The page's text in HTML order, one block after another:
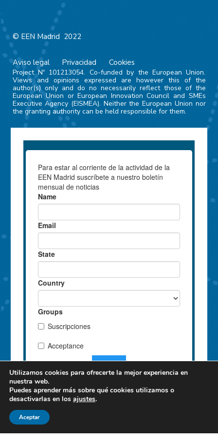
© EEN Madrid 2022
Aviso legal Privacidad Cookies
Project Nº 101213054. Co-funded by the European Union.
Views and opinions expressed are however this of the
author(s) only and do no necessarily reflect those of the
European Union or European Innovation Council and SMEs
Executive Agency (EISMEA). Neither the European Union nor
the granting authority can be held responsible for them.
Utilizamos cookies para ofrecerte la mejor experiencia en
nuestra web.
Puedes aprender más sobre qué cookies utilizamos o
desactivarlas en los ajustes.
Aceptar